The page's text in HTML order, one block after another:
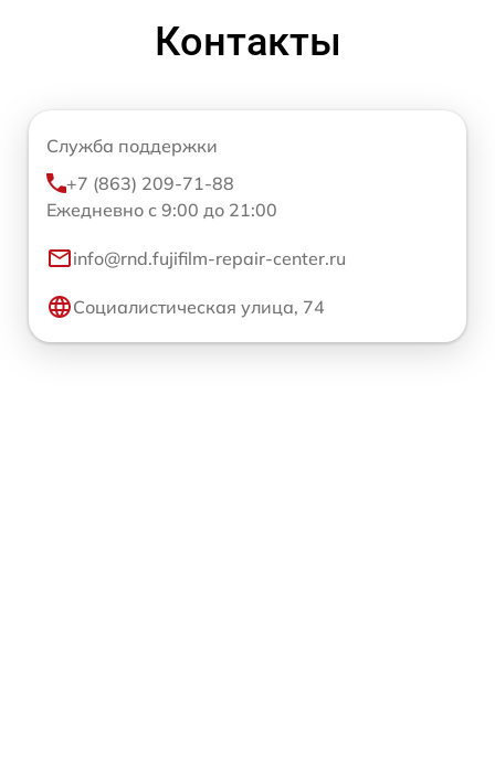
Контакты
Служба поддержки
+7 (863) 209-71-88
Ежедневно с 9:00 до 21:00
info@rnd.fujifilm-repair-center.ru
Социалистическая улица, 74